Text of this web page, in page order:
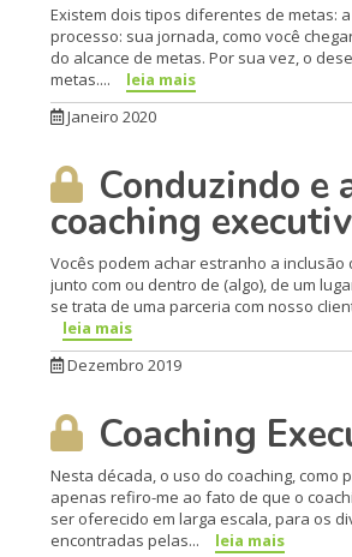
Existem dois tipos diferentes de metas:
processo: sua jornada, como você
do alcance de metas. Por sua vez, o
metas....
leia mais
Janeiro 2020
Conduzindo e
coaching
Vocês podem achar estranho a
junto com ou dentro de (algo), de um
se trata de uma parceria com nosso
leia mais
Dezembro 2019
Coaching
Nesta década, o uso do coaching,
apenas refiro-me ao fato de que o
ser oferecido em larga escala, para os
encontradas pelas...
leia mais